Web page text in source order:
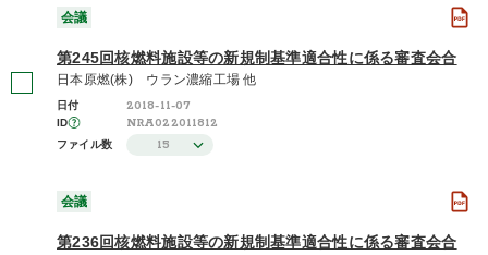
会議
第245回核燃料施設等の新規制基準適合性に係る審査会合
日本原燃(株) ウラン濃縮工場 他
日付 2018-11-07
ID NRA022011812
ファイル数 15
会議
第236回核燃料施設等の新規制基準適合性に係る審査会合